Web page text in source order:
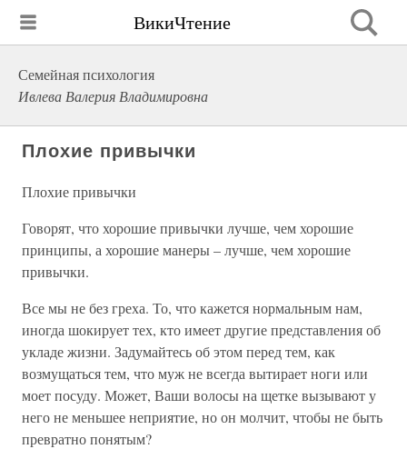
ВикиЧтение
Семейная психология
Ивлева Валерия Владимировна
Плохие привычки
Плохие привычки
Говорят, что хорошие привычки лучше, чем хорошие
принципы, а хорошие манеры – лучше, чем хорошие
привычки.
Все мы не без греха. То, что кажется нормальным нам,
иногда шокирует тех, кто имеет другие представления об
укладе жизни. Задумайтесь об этом перед тем, как
возмущаться тем, что муж не всегда вытирает ноги или
моет посуду. Может, Ваши волосы на щетке вызывают у
него не меньшее неприятие, но он молчит, чтобы не быть
превратно понятым?